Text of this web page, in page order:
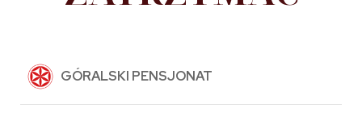
GÓRALSKI PENSJONAT